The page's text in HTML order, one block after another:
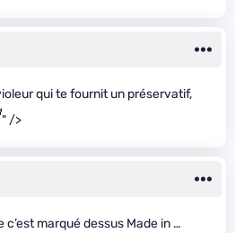
qui te fournit un préservatif,
" />
marqué dessus Made in …